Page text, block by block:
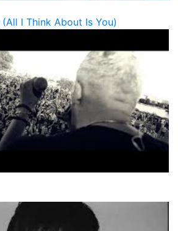
I Think About Is You)